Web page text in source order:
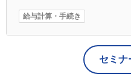
給与計算・手続き
セミナ